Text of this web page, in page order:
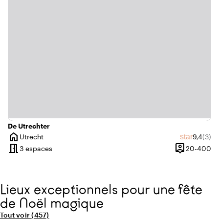
De Utrechter
home
VilleUtrecht starNote
9,4(3)
meeting_room3 espaces person_pin
Capacité
20-400
Lieux exceptionnels pour une fête
de Noël magique
Tout voir (457)